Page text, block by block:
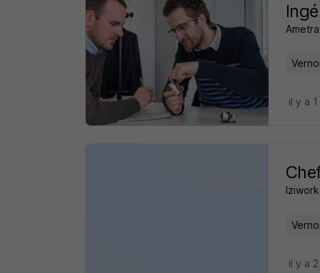
Ametra
il y a
Iziwork
il y a